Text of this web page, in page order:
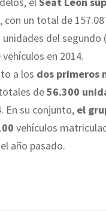
con un total de
unidades del
vehículos en 2014.
a los dos primeros
de56.300
En su conjunto, el
vehículos
año pasado.